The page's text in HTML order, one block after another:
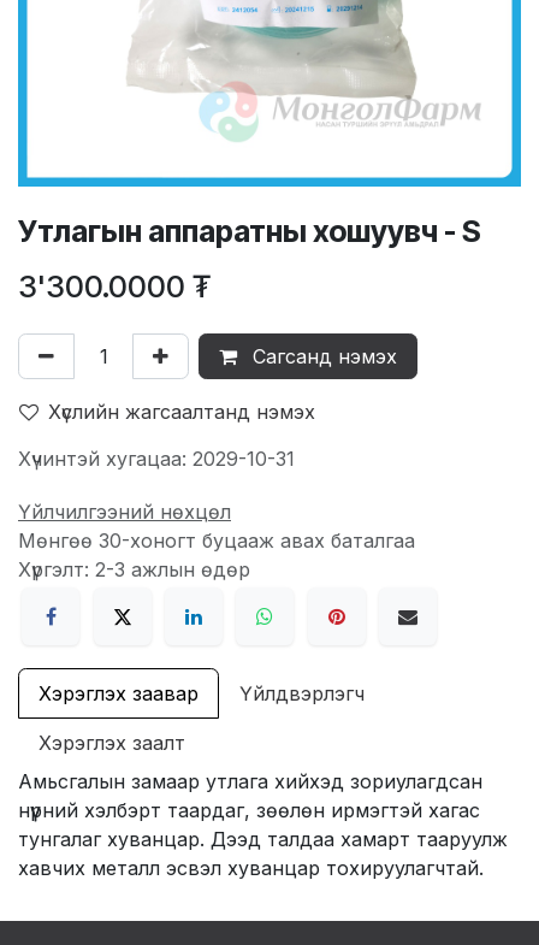
Утлагын аппаратны хошуувч - S
3'300.0000 ₮
Сагсанд нэмэх
Хүслийн жагсаалтанд нэмэх
Хүчинтэй хугацаа: 2029-10-31
Үйлчилгээний нөхцөл
Мөнгөө 30-хоногт буцааж авах баталгаа
Хүргэлт: 2-3 ажлын өдөр
Хэрэглэх заавар Үйлдвэрлэгч
Хэрэглэх заалт
Амьсгалын замаар утлага хийхэд зориулагдсан
нүүрний хэлбэрт таардаг, зөөлөн ирмэгтэй хагас
тунгалаг хуванцар. Дээд талдаа хамарт тааруулж
хавчих металл эсвэл хуванцар тохируулагчтай.